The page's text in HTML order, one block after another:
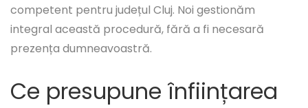
competent pentru județul Cluj. Noi gestionăm
integral această procedură, fără a fi necesară
prezența dumneavoastră.
Ce presupune înființarea